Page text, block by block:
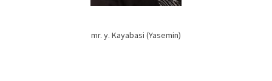
mr. y. Kayabasi (Yasemin)